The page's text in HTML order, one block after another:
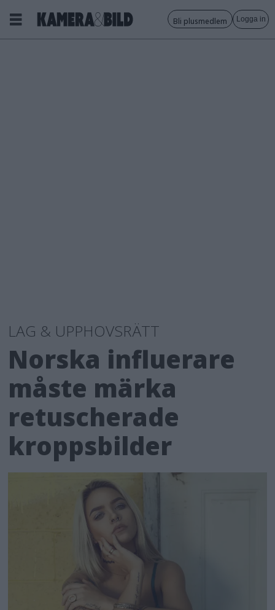
Bli plusmedlem Logga in
LAG & UPPHOVSRÄTT
Norska influerare
måste märka
retuscherade
kroppsbilder